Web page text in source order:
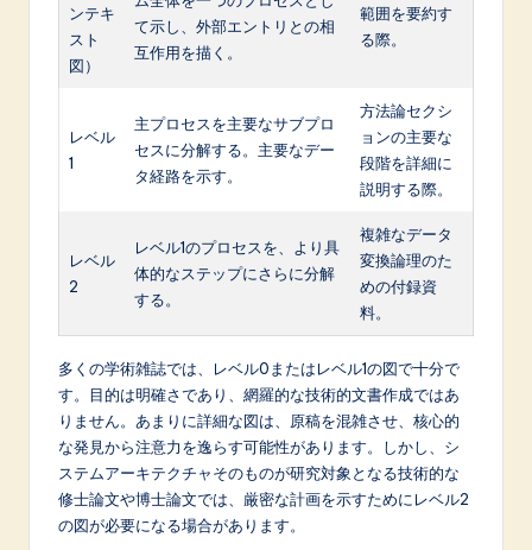
ンテキ
スト
図）
て示し、外部エントリとの相
互作用を描く。
範囲を要約す
る際。
レベル
1
主プロセスを主要なサブプロ
セスに分解する。主要なデー
タ経路を示す。
方法論セクシ
ョンの主要な
段階を詳細に
説明する際。
レベル
2
レベル1のプロセスを、より具
体的なステップにさらに分解
する。
複雑なデータ
変換論理のた
めの付録資
料。
多くの学術雑誌では、レベル0またはレベル1の図で十分で
す。目的は明確さであり、網羅的な技術的文書作成ではあ
りません。あまりに詳細な図は、原稿を混雑させ、核心的
な発見から注意力を逸らす可能性があります。しかし、シ
ステムアーキテクチャそのものが研究対象となる技術的な
修士論文や博士論文では、厳密な計画を示すためにレベル2
の図が必要になる場合があります。